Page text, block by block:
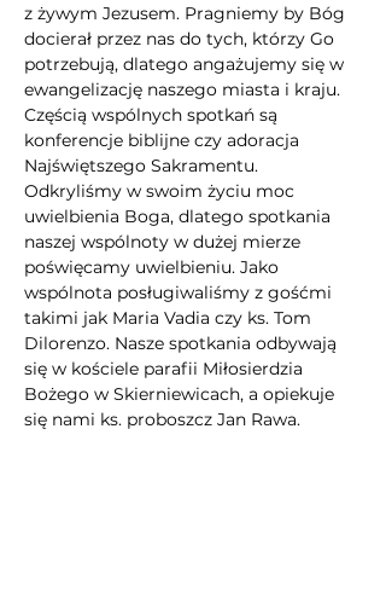
z żywym Jezusem. Pragniemy by Bóg
docierał przez nas do tych, którzy Go
potrzebują, dlatego angażujemy się w
ewangelizację naszego miasta i kraju.
Częścią wspólnych spotkań są
konferencje biblijne czy adoracja
Najświętszego Sakramentu.
Odkryliśmy w swoim życiu moc
uwielbienia Boga, dlatego spotkania
naszej wspólnoty w dużej mierze
poświęcamy uwielbieniu. Jako
wspólnota posługiwaliśmy z gośćmi
takimi jak Maria Vadia czy ks. Tom
Dilorenzo. Nasze spotkania odbywają
się w kościele parafii Miłosierdzia
Bożego w Skierniewicach, a opiekuje
się nami ks. proboszcz Jan Rawa.